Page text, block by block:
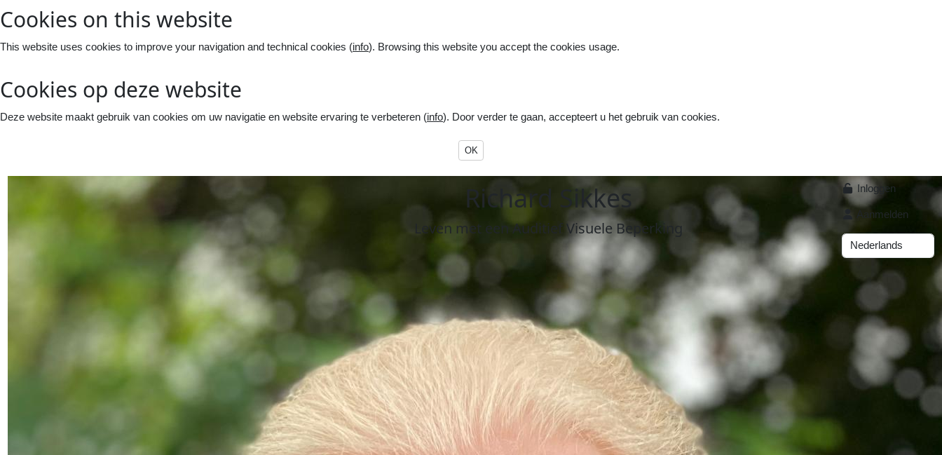
Cookies on this website
This website uses cookies to improve your navigation and technical cookies (info). Browsing this website you accept the cookies usage.
Cookies op deze website
Deze website maakt gebruik van cookies om uw navigatie en website ervaring te verbeteren (info). Door verder te gaan, accepteert u het gebruik van cookies.
OK
Richard ikkes
Leven met eenAuditief Visuele Beperking
Inloggen
Aanmelden